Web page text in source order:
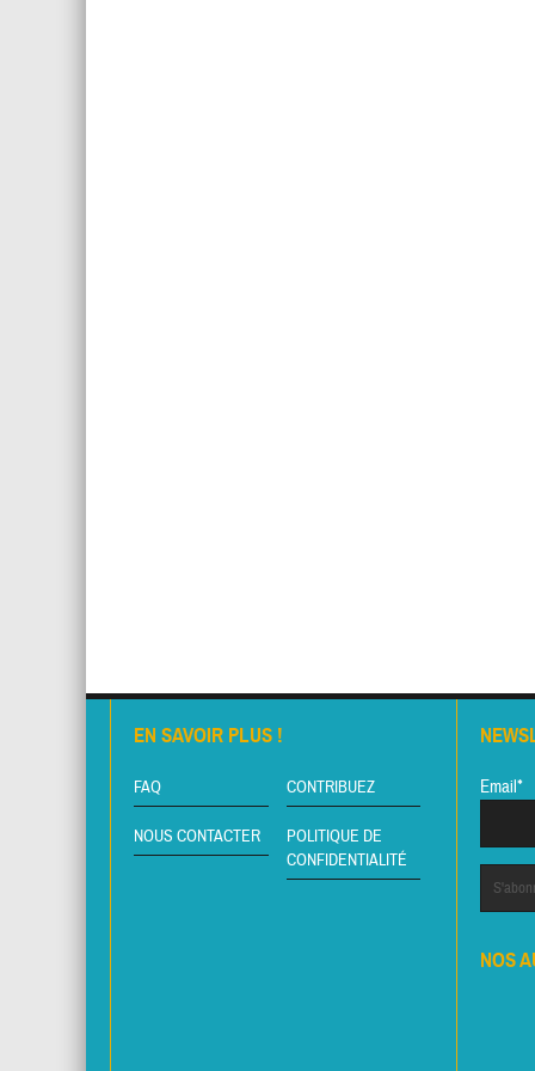
EN SAVOIR PLUS !
FAQ CONTRIBUEZ
NOUS CONTACTER
POLITIQUE DE
CONFIDENTIALITÉ
Email*
NOS